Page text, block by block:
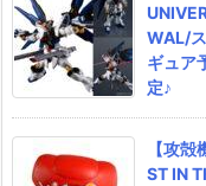
WAL/
ギュア
定♪
【攻
ST IN